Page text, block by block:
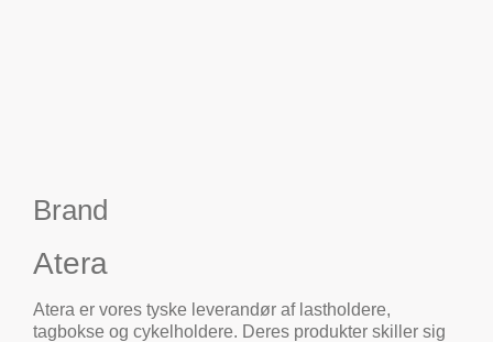
Brand
Atera
Atera er vores tyske leverandør af lastholdere,
tagbokse og cykelholdere. Deres produkter skiller sig